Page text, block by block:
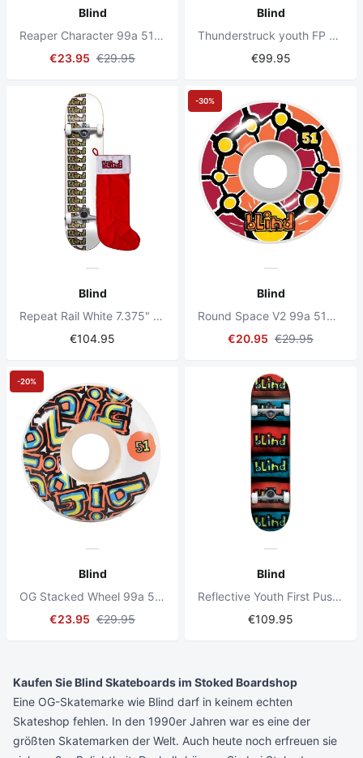
Blind
Reaper Character 99a 51mm Orange Skateboard Wheels
€23.95 €29.95
Blind
Thunderstruck youth FP Premium Multi complete 7.25"
€99.95
Blind
Repeat Rail White 7.375" Complete Skateboard
€104.95
Blind
Round Space V2 99a 51mm Red/Orange Skateboard Wheels
€20.95 €29.95
-30%
Blind
OG Stacked Wheel 99a 51mm White Skateboard Wheels
€23.95 €29.95
-20%
Blind
Reflective Youth First Push 7.25" Complete Skateboard
€109.95
Kaufen Sie Blind Skateboards im Stoked Boardshop
Eine OG-Skatemarke wie Blind darf in keinem echten
Skateshop fehlen. In den 1990er Jahren war es eine der
größten Skatemarken der Welt. Auch heute noch erfreuen sie